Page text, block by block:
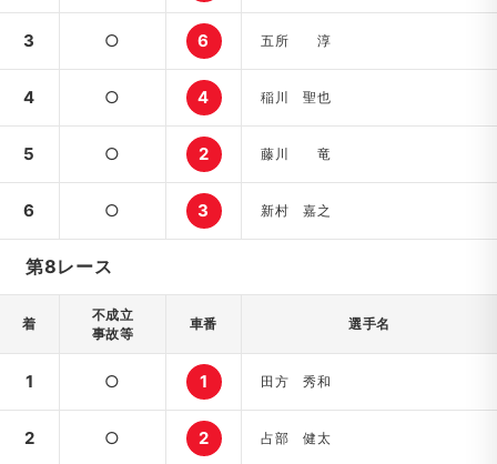
3 ○ 6 五所 淳
4 ○ 4 稲川 聖也
5 ○ 2 藤川 竜
6 ○ 3 新村 嘉之
第8レース
着
不成立
事故等
車番 選手名
1 ○ 1 田方 秀和
2 ○ 2 占部 健太